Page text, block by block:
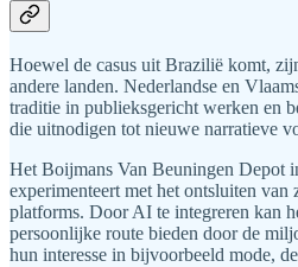
Hoewel de casus uit Brazilië komt,
andere landen. Nederlandse en
traditie in publieksgericht werken en
die uitnodigen tot nieuwe narratieve
Het Boijmans Van Beuningen Depot
experimenteert met het ontsluiten
platforms. Door AI te integreren kan
persoonlijke route bieden door de
hun interesse in bijvoorbeeld mode,